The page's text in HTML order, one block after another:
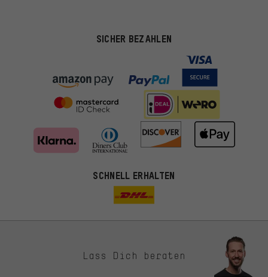
SICHER BEZAHLEN
SCHNELL ERHALTEN
Lass Dich beraten